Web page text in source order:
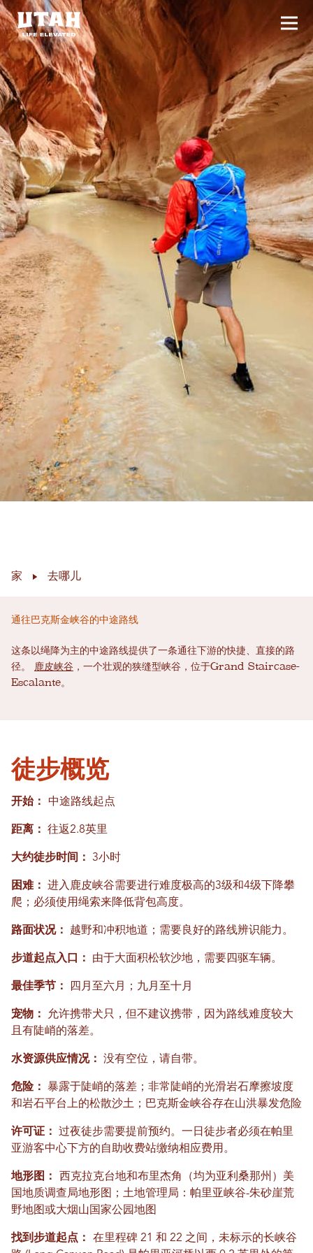
Skip to content
切换
家 去哪儿
通往巴克斯金峡谷的中途路线
这条以绳降为主的中途路线提供了一条通往下游的快捷、直接的路
径。 鹿皮峡谷 ，一个壮观的狭缝型峡谷，位于Grand Staircase-
Escalante。
徒步概览
开始： 中途路线起点
距离： 往返2.8英里
大约徒步时间： 3小时
困难：
进入鹿皮峡谷需要进行难度极高的3级和4级下降攀
爬；必须使用绳索来降低背包高度。
路面状况： 越野和冲积地道；需要良好的路线辨识能力。
步道起点入口： 由于大面积松软沙地，需要四驱车辆。
最佳季节： 四月至六月；九月至十月
宠物：
允许携带犬只，但不建议携带，因为路线难度较大
且有陡峭的落差。
水资源供应情况： 没有空位，请自带。
危险：
暴露于陡峭的落差；非常陡峭​​的光滑岩石摩擦坡度
和岩石平台上的松散沙土；巴克斯金峡谷存在山洪暴发危险
许可证：
过夜徒步需要提前预约。一日徒步者必须在帕里
亚游客中心下方的自助收费站缴纳相应费用。
地形图： 西克拉克台地和布里杰角（均为亚利桑那州）美
国地质调查局地形图；土地管理局：帕里亚峡谷-朱砂崖荒
野地图或大烟山国家公园地图
找到步道起点： 在里程碑 21 和 22 之间，未标示的长峡谷